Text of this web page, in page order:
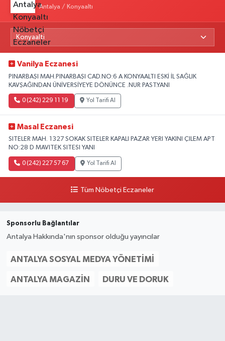
Antalya / Konyaaltı
Vanilya Eczanesi
PINARBAŞI MAH.PINARBAŞI CAD.NO:6 A KONYAALTI ESKİ İL SAĞLIK
KAVŞAĞINDAN ÜNİVERSİYEYE DÖNÜNCE .NUR PAST.YANI
0 (242) 229 11 19 Yol Tarifi Al
Masal Eczanesi
SITELER MAH. 1327 SOKAK SITELER KAPALI PAZAR YERI YAKINI ÇILEM APT
NO:28 D MAVITEK SITESI YANI
0 (242) 227 57 67 Yol Tarifi Al
Tüm Nöbetçi Eczaneler
Sponsorlu Bağlantılar
Antalya Hakkında'nın sponsor olduğu yayıncılar
ANTALYA SOSYAL MEDYA YÖNETIMI
ANTALYA MAGAZIN DURU VE DORUK